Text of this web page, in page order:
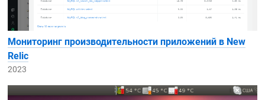
Мониторинг производительности приложений в New
Relic
2023